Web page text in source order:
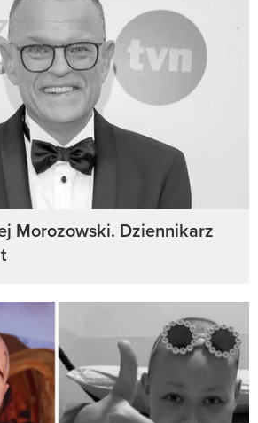
Morozowski. Dziennikarz